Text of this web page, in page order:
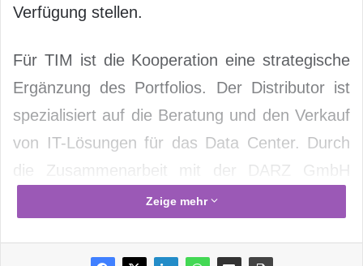
Verfügung stellen.
Für TIM ist die Kooperation eine strategische
Ergänzung des Portfolios. Der Distributor ist
spezialisiert auf die Beratung und den Verkauf
von IT-Lösungen für das Data Center. Durch
die Zusammenarbeit mit der DARZ GmbH
ermöglicht TIM seinen Partnern effiziente
Services in den Bereichen Housing,
Zeige mehr